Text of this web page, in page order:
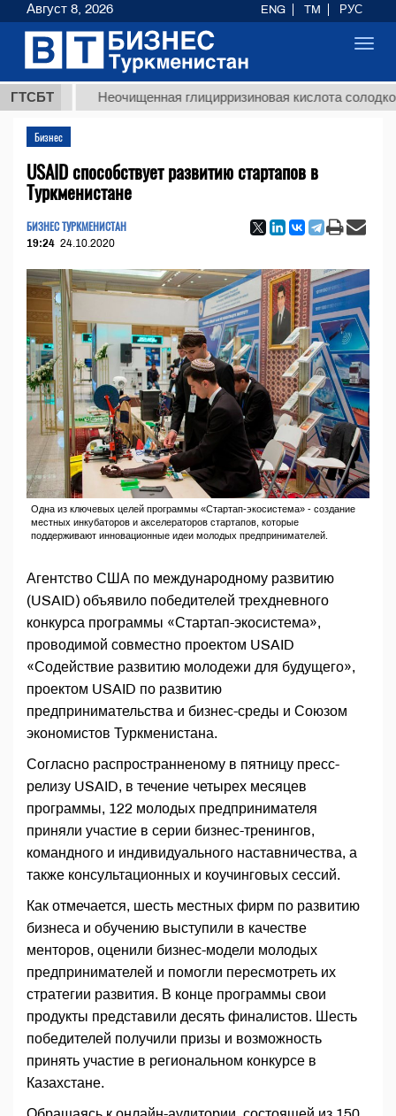
ГТСБТНеочищенная глицирризиновая кислота солодкового
Бизнес
USAID способствует развитию стартапов в
Туркменистане
БИЗНЕС ТУРКМЕНИСТАН
19:24 24.10.2020
Одна из ключевых целей программы «Стартап-экосистема» - создание
местных инкубаторов и акселераторов стартапов, которые
поддерживают инновационные идеи молодых предпринимателей.
Агентство США по международному развитию
(USAID) объявило победителей трехдневного
конкурса программы «Стартап-экосистема»,
проводимой совместно проектом USAID
«Содействие развитию молодежи для будущего»,
проектом USAID по развитию
предпринимательства и бизнес-среды и Союзом
экономистов Туркменистана.
Согласно распространненому в пятницу пресс-
релизу USAID, в течение четырех месяцев
программы, 122 молодых предпринимателя
приняли участие в серии бизнес-тренингов,
командного и индивидуального наставничества, а
также консультационных и коучинговых сессий.
Как отмечается, шесть местных фирм по развитию
бизнеса и обучению выступили в качестве
менторов, оценили бизнес-модели молодых
предпринимателей и помогли пересмотреть их
стратегии развития. В конце программы свои
продукты представили десять финалистов. Шесть
победителей получили призы и возможность
принять участие в региональном конкурсе в
Казахстане.
Август 8, 2026 ENG TM РУС